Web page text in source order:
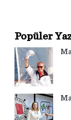
Popüler